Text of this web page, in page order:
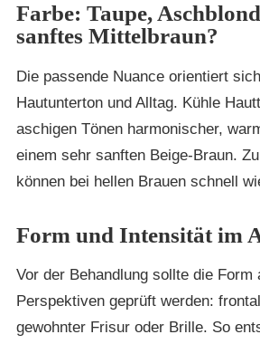
Farbe: Taupe,
sanftes Mittelbraun?
Die passende Nuance orientiert
Hautunterton und Alltag. Kühle
aschigen Tönen harmonischer,
einem sehr sanften Beige-Braun.
können bei hellen Brauen schnell
Form und Intensität im
Vor der Behandlung sollte die Form
Perspektiven geprüft werden:
gewohnter Frisur oder Brille. So